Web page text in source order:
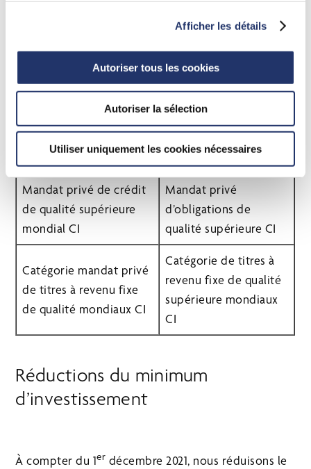
Afficher les détails
Autoriser tous les cookies
Autoriser la sélection
Utiliser uniquement les cookies nécessaires
internationales CI Black
canadiennes CI
Mandat privé de crédit
de qualité supérieure
mondial CI
Mandat privé
d’obligations de
qualité supérieure CI
Catégorie mandat privé
de titres à revenu fixe
de qualité mondiaux CI
Catégorie de titres à
revenu fixe de qualité
supérieure mondiaux
CI
Réductions du minimum
d’investissement
À compter du 1er décembre 2021, nous réduisons le